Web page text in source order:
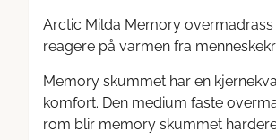
Arctic Milda Memory overmadrass
reagere på varmen fra
Memory skummet har en
komfort. Den medium faste
rom blir memory skummet